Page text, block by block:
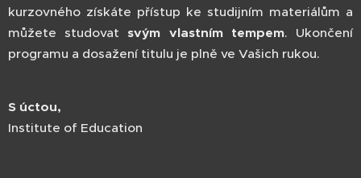
kurzovného získáte přístup ke studijním materiálům a
můžete studovat svým vlastním tempem. Ukončení
programu a dosažení titulu je plně ve Vašich rukou.
S úctou,
Institute of Education